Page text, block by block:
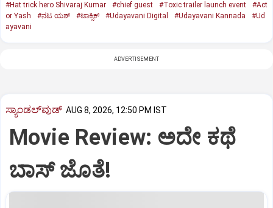
#Hat trick hero Shivaraj Kumar #chief guest #Toxic trailer launch event
#Act
or Yash
#ನಟ ಯಶ್‌ #ಟಾಕ್ಸಿಕ್‌ #Udayavani Digital #Udayavani Kannada
#Ud
ayavani
ADVERTISEMENT
ಸ್ಯಾಂಡಲ್‌ವುಡ್‌ AUG 8, 2026, 12:50 PM IST
Movie Review: ಅದೇ ಕಥೆ
ಬಾಸ್‌ ಜೊತೆ!